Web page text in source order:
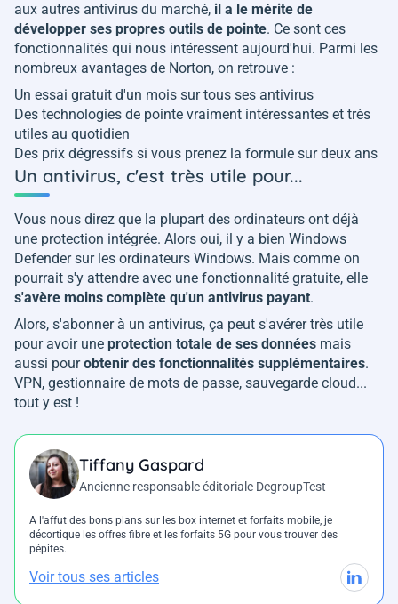
aux autres antivirus du marché, il a le mérite de
développer ses propres outils de pointe. Ce sont ces
fonctionnalités qui nous intéressent aujourd'hui. Parmi les
nombreux avantages de Norton, on retrouve :
Un essai gratuit d'un mois sur tous ses antivirus
Des technologies de pointe vraiment intéressantes et très
utiles au quotidien
Des prix dégressifs si vous prenez la formule sur deux ans
Un antivirus, c'est très utile pour...
Vous nous direz que la plupart des ordinateurs ont déjà
une protection intégrée. Alors oui, il y a bien Windows
Defender sur les ordinateurs Windows. Mais comme on
pourrait s'y attendre avec une fonctionnalité gratuite, elle
s'avère moins complète qu'un antivirus payant.
Alors, s'abonner à un antivirus, ça peut s'avérer très utile
pour avoir une protection totale de ses données mais
aussi pourobtenir des fonctionnalités supplémentaires.
VPN, gestionnaire de mots de passe, sauvegarde cloud...
tout y est !
Tiffany Gaspard
Ancienne responsable éditoriale DegroupTest
A l'affut des bons plans sur les box internet et forfaits mobile, je
décortique les offres fibre et les forfaits 5G pour vous trouver des
pépites.
Voir tous ses articles